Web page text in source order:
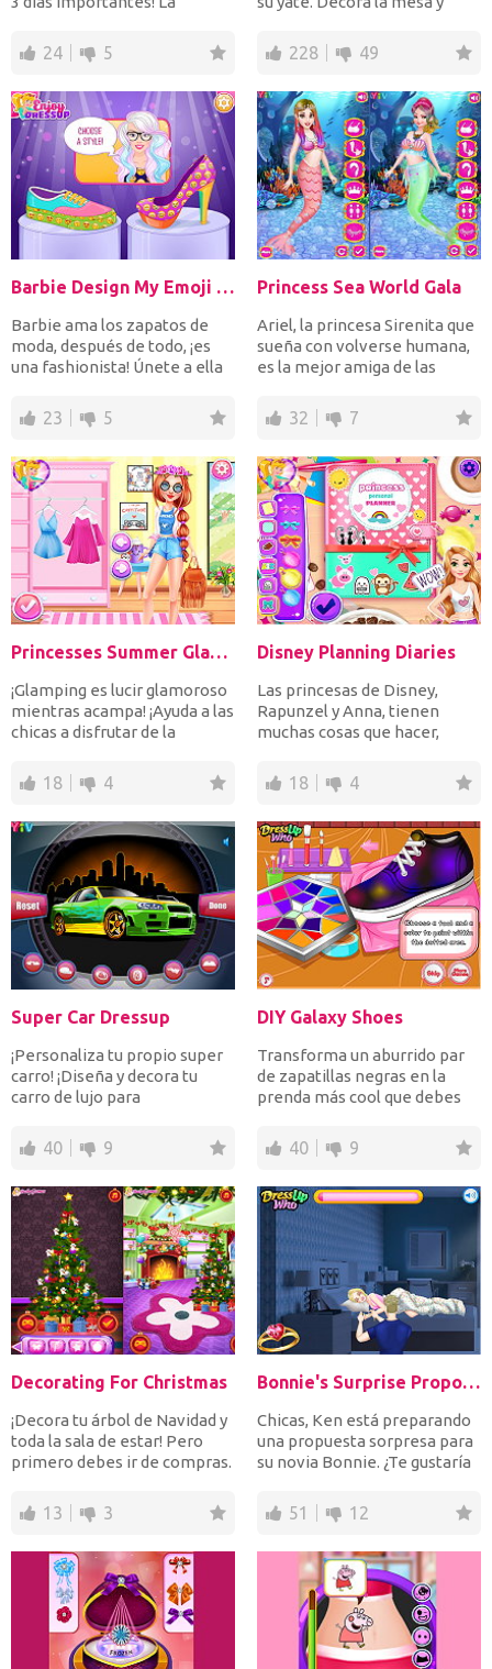
24 5 228 49
Barbie Design My Emoji Shoes
Barbie ama los zapatos de
moda, después de todo, ¡es
una fashionista! Únete a ella
23 5
Princess Sea World Gala
Ariel, la princesa Sirenita que
sueña con volverse humana,
es la mejor amiga de las
32 7
Princesses Summer Glamping Trip
¡Glamping es lucir glamoroso
mientras acampa! ¡Ayuda a las
chicas a disfrutar de la
18 4
Disney Planning Diaries
Las princesas de Disney,
Rapunzel y Anna, tienen
muchas cosas que hacer,
18 4
Super Car Dressup
¡Personaliza tu propio super
carro! ¡Diseña y decora tu
carro de lujo para
40 9
DIY Galaxy Shoes
Transforma un aburrido par
de zapatillas negras en la
prenda más cool que debes
40 9
Decorating For Christmas
¡Decora tu árbol de Navidad y
toda la sala de estar! Pero
primero debes ir de compras.
13 3
Bonnie's Surprise Proposal
Chicas, Ken está preparando
una propuesta sorpresa para
su novia Bonnie. ¿Te gustaría
51 12